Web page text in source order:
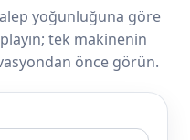
yoğunluğuna göre
tek makinenin
önce görün.